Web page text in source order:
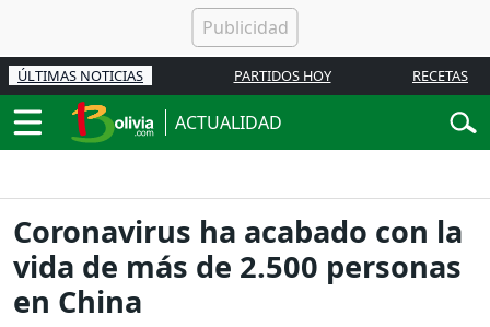
ÚLTIMAS NOTICIAS PARTIDOS HOY RECETAS
ACTUALIDAD
Coronavirus ha acabado con la
vida de más de 2.500 personas
en China